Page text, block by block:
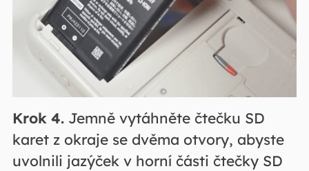
Krok 4.Jemně vytáhněte čtečku SD
karet z okraje se dvěma otvory, abyste
uvolnili jazýček v horní části čtečky SD